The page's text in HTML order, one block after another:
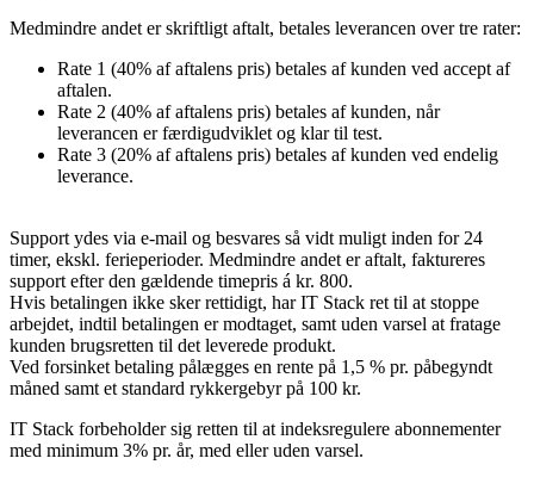
Medmindre andet er skriftligt aftalt, betales leverancen over tre rater:
Rate 1 (40% af aftalens pris) betales af kunden ved accept af
aftalen.
Rate 2 (40% af aftalens pris) betales af kunden, når
leverancen er færdigudviklet og klar til test.
Rate 3 (20% af aftalens pris) betales af kunden ved endelig
leverance.
Support ydes via e-mail og besvares så vidt muligt inden for 24
timer, ekskl. ferieperioder. Medmindre andet er aftalt, faktureres
support efter den gældende timepris á kr. 800.
Hvis betalingen ikke sker rettidigt, har IT Stack ret til at stoppe
arbejdet, indtil betalingen er modtaget, samt uden varsel at fratage
kunden brugsretten til det leverede produkt.
Ved forsinket betaling pålægges en rente på 1,5 % pr. påbegyndt
måned samt et standard rykkergebyr på 100 kr.
IT Stack forbeholder sig retten til at indeksregulere abonnementer
med minimum 3% pr. år, med eller uden varsel.